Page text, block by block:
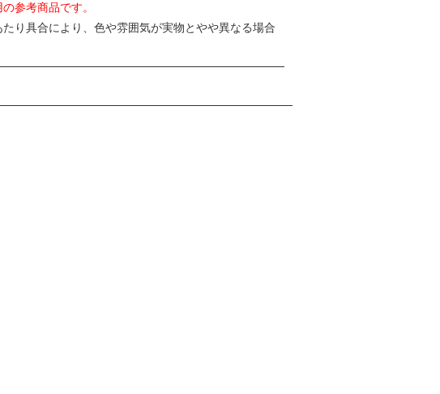
参考商品です。
り具合により、色や雰囲気が実物とやや異なる場合